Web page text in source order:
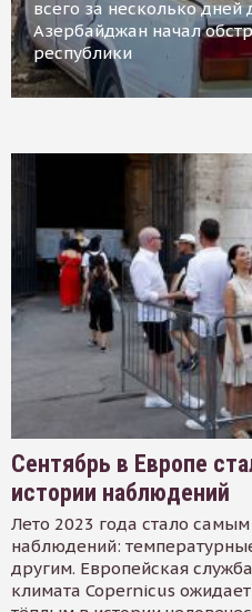
всего за несколько дней
Азербайджан начал
республики
Сентябрь в Европе
истории наблюдений
Лето 2023 года стало
наблюдений:
другим. Европейская
климата Copernicus